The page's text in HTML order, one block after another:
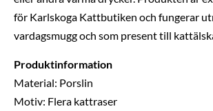
för Karlskoga Kattbutiken och fungerar
vardagsmugg och som present till
Produktinformation
Material: Porslin
Motiv: Flera kattraser